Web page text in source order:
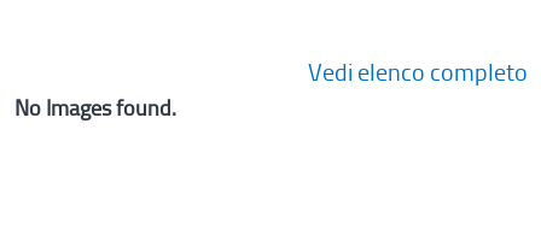
Vedi elenco completo
No Images found.